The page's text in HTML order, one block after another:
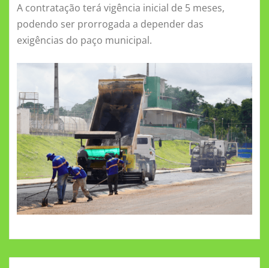
A contratação terá vigência inicial de 5 meses,
podendo ser prorrogada a depender das
exigências do paço municipal.